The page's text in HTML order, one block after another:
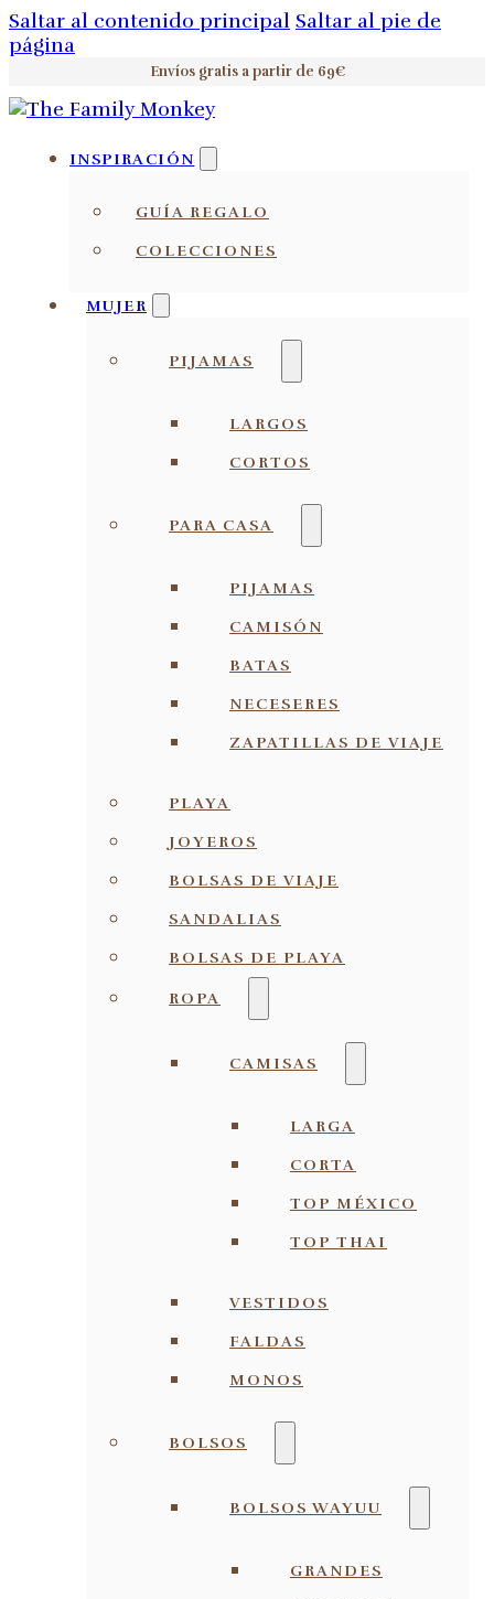
Saltar al contenido principal Saltar al pie de
página
Envíos gratis a partir de 69€
INSPIRACIÓN
GUÍA REGALO
COLECCIONES
MUJER
PIJAMAS
LARGOS
CORTOS
PARA CASA
PIJAMAS
CAMISÓN
BATAS
NECESERES
ZAPATILLAS DE VIAJE
PLAYA
JOYEROS
BOLSAS DE VIAJE
SANDALIAS
BOLSAS DE PLAYA
ROPA
CAMISAS
LARGA
CORTA
TOP MÉXICO
TOP THAI
VESTIDOS
FALDAS
MONOS
BOLSOS
BOLSOS WAYUU
GRANDES